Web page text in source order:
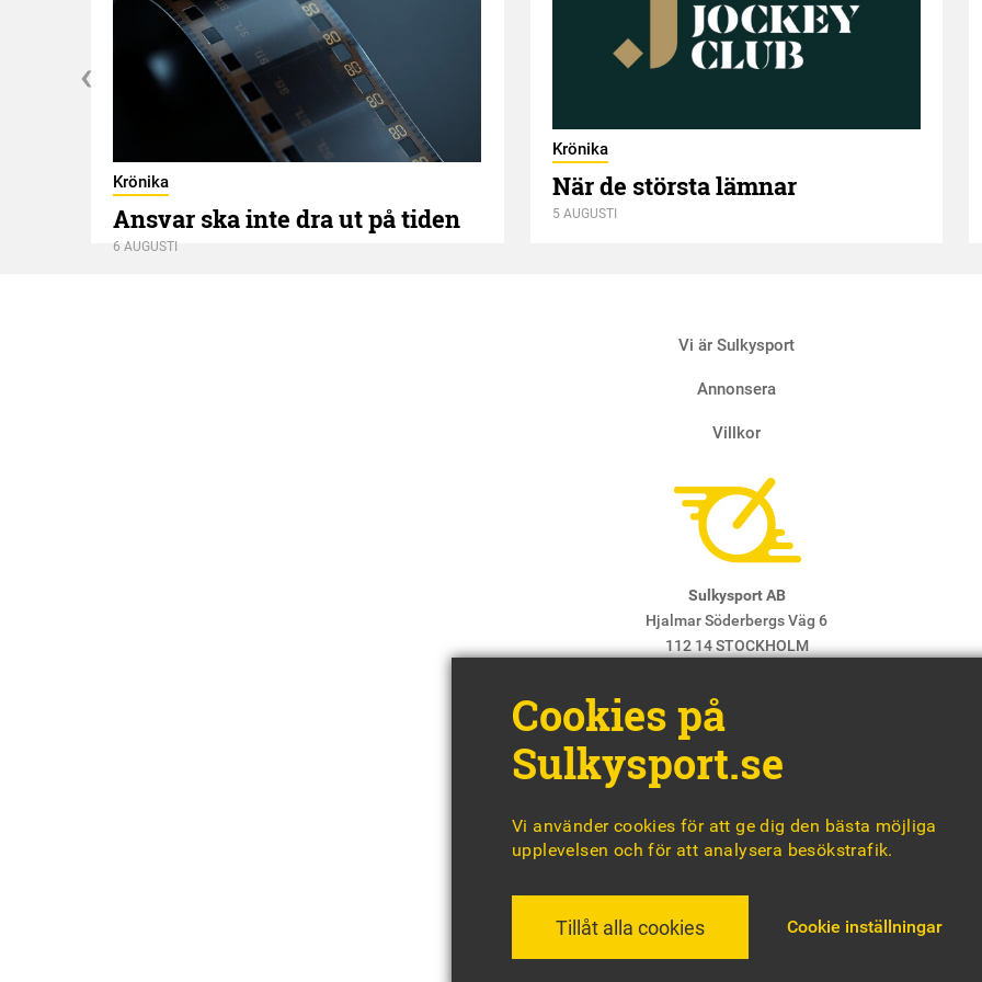
Krönika
Ansvar ska inte dra ut på tiden
6 AUGUSTI
Krönika
När de största lämnar
5 AUGUSTI
Vi är Sulkysport
Annonsera
Villkor
Sulkysport AB
Hjalmar Söderbergs Väg 6
112 14 STOCKHOLM
Chefredaktör & ansvarig utgivare:
Cookies på
Sulkysport.se
Vi använder cookies för att ge dig den bästa möjliga
upplevelsen och för att analysera besökstrafik.
Tillåt alla cookies Cookie inställningar